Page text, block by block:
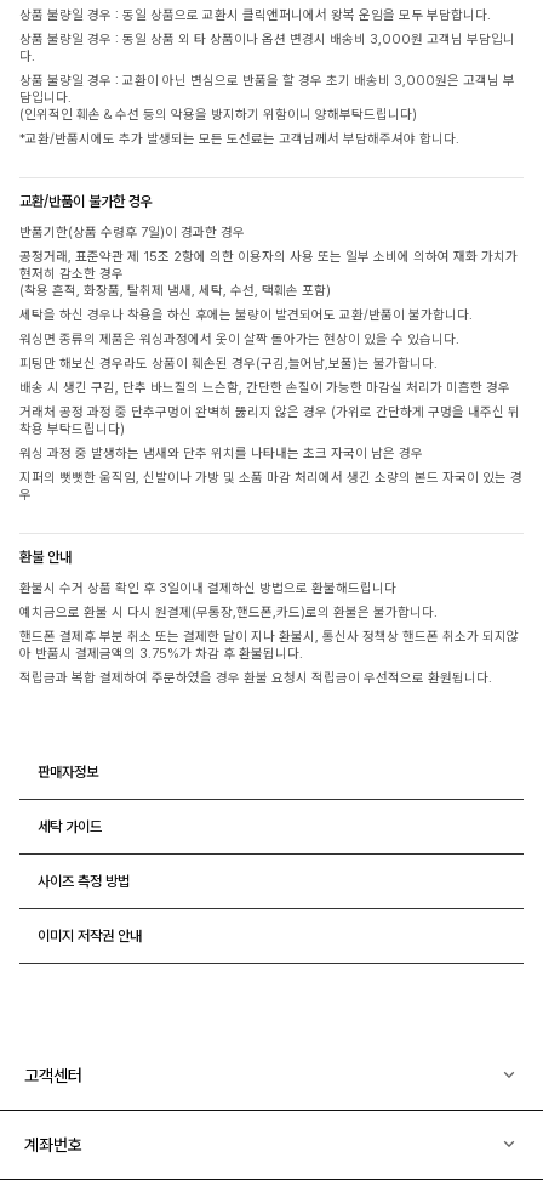
상품 불량일 경우 : 동일 상품으로 교환시 클릭앤퍼니에서 왕복 운임을 모두 부담합니다.
상품 불량일 경우 : 동일 상품 외 타 상품이나 옵션 변경시 배송비 3,000원 고객님 부담입니
다.
상품 불량일 경우 : 교환이 아닌 변심으로 반품을 할 경우 초기 배송비 3,000원은 고객님 부
담입니다.
(인위적인 훼손 & 수선 등의 악용을 방지하기 위함이니 양해부탁드립니다)
*교환/반품시에도 추가 발생되는 모든 도선료는 고객님께서 부담해주셔야 합니다.
교환/반품이 불가한 경우
반품기한(상품 수령후 7일)이 경과한 경우
공정거래, 표준약관 제 15조 2항에 의한 이용자의 사용 또는 일부 소비에 의하여 재화 가치가
현저히 감소한 경우
(착용 흔적, 화장품, 탈취제 냄새, 세탁, 수선, 택훼손 포함)
세탁을 하신 경우나 착용을 하신 후에는 불량이 발견되어도 교환/반품이 불가합니다.
워싱면 종류의 제품은 워싱과정에서 옷이 살짝 돌아가는 현상이 있을 수 있습니다.
피팅만 해보신 경우라도 상품이 훼손된 경우(구김,늘어남,보풀)는 불가합니다.
배송 시 생긴 구김, 단추 바느질의 느슨함, 간단한 손질이 가능한 마감실 처리가 미흡한 경우
거래처 공정 과정 중 단추구멍이 완벽히 뚫리지 않은 경우 (가위로 간단하게 구멍을 내주신 뒤
착용 부탁드립니다)
워싱 과정 중 발생하는 냄새와 단추 위치를 나타내는 초크 자국이 남은 경우
지퍼의 뻣뻣한 움직임, 신발이나 가방 및 소품 마감 처리에서 생긴 소량의 본드 자국이 있는 경
우
환불 안내
환불시 수거 상품 확인 후 3일이내 결제하신 방법으로 환불해드립니다
예치금으로 환불 시 다시 원결제(무통장,핸드폰,카드)로의 환불은 불가합니다.
핸드폰 결제후 부분 취소 또는 결제한 달이 지나 환불시, 통신사 정책상 핸드폰 취소가 되지않
아 반품시 결제금액의 3.75%가 차감 후 환불됩니다.
적립금과 복합 결제하여 주문하였을 경우 환불 요청시 적립금이 우선적으로 환원됩니다.
판매자정보
세탁 가이드
사이즈 측정 방법
이미지 저작권 안내
고객센터
계좌번호